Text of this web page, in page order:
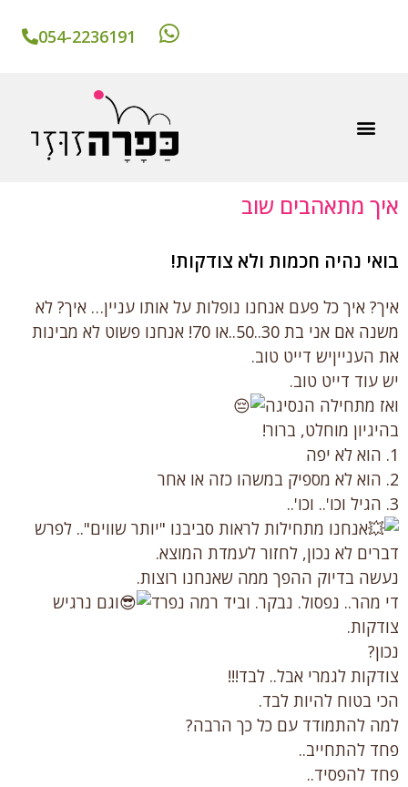
054-2236191
איך מתאהבים שוב
בואי נהיה חכמות ולא צודקות!
איך? איך כל פעם אנחנו נופלות על אותו עניין… איך? לא
משנה אם אני בת 30..50..או 70! אנחנו פשוט לא מבינות
את הענייןיש דייט טוב.
יש עוד דייט טוב.
ואז מתחילה הנסיגה
בהיגיון מוחלט, ברור!
1. הוא לא יפה
2. הוא לא מספיק במשהו כזה או אחר
3. הגיל וכו'.. וכו'..
אנחנו מתחילות לראות סביבנו "יותר שווים".. לפרש
דברים לא נכון, לחזור לעמדת המוצא.
נעשה בדיוק ההפך ממה שאנחנו רוצות.
די מהר.. נפסול. נבקר. וביד רמה נפרד
וגם נרגיש
צודקות.
נכון?
צודקות לגמרי אבל.. לבד!!!
הכי בטוח להיות לבד.
למה להתמודד עם כל כך הרבה?
פחד להתחייב..
פחד להפסיד..